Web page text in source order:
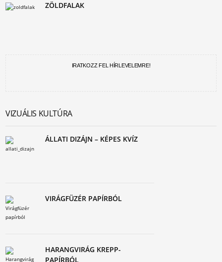
ZÖLDFALAK
IRATKOZZ FEL HÍRLEVELEMRE!
VIZUÁLIS KULTÚRA
ÁLLATI DIZÁJN – KÉPES KVÍZ
VIRÁGFÜZÉR PAPÍRBÓL
HARANGVIRÁG KREPP-
PAPÍRBÓL